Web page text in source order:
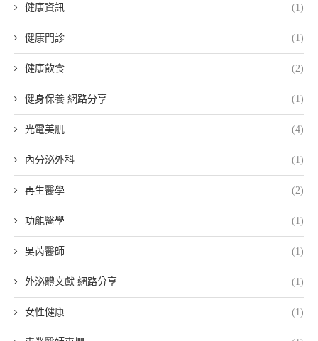
健康資訊 (1)
健康門診 (1)
健康飲食 (2)
健身保養 網路分享 (1)
光電美肌 (4)
內分泌外科 (1)
再生醫學 (2)
功能醫學 (1)
吳芮醫師 (1)
外泌體文獻 網路分享 (1)
女性健康 (1)